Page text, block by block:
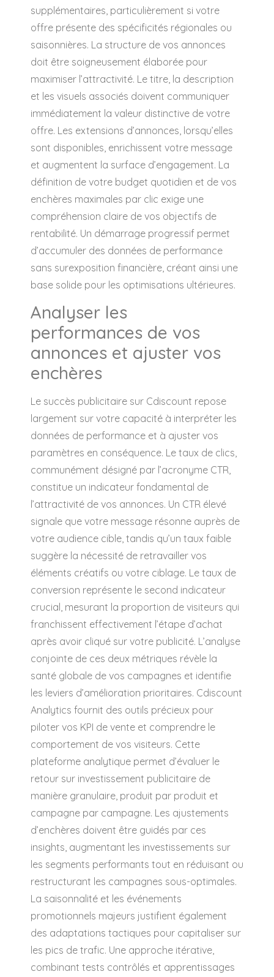
supplémentaires, particulièrement si votre
offre présente des spécificités régionales ou
saisonnières. La structure de vos annonces
doit être soigneusement élaborée pour
maximiser l’attractivité. Le titre, la description
et les visuels associés doivent communiquer
immédiatement la valeur distinctive de votre
offre. Les extensions d’annonces, lorsqu’elles
sont disponibles, enrichissent votre message
et augmentent la surface d’engagement. La
définition de votre budget quotidien et de vos
enchères maximales par clic exige une
compréhension claire de vos objectifs de
rentabilité. Un démarrage progressif permet
d’accumuler des données de performance
sans surexposition financière, créant ainsi une
base solide pour les optimisations ultérieures.
Analyser les
performances de vos
annonces et ajuster vos
enchères
Le succès publicitaire sur Cdiscount repose
largement sur votre capacité à interpréter les
données de performance et à ajuster vos
paramètres en conséquence. Le taux de clics,
communément désigné par l’acronyme CTR,
constitue un indicateur fondamental de
l’attractivité de vos annonces. Un CTR élevé
signale que votre message résonne auprès de
votre audience cible, tandis qu’un taux faible
suggère la nécessité de retravailler vos
éléments créatifs ou votre ciblage. Le taux de
conversion représente le second indicateur
crucial, mesurant la proportion de visiteurs qui
franchissent effectivement l’étape d’achat
après avoir cliqué sur votre publicité. L’analyse
conjointe de ces deux métriques révèle la
santé globale de vos campagnes et identifie
les leviers d’amélioration prioritaires. Cdiscount
Analytics fournit des outils précieux pour
piloter vos KPI de vente et comprendre le
comportement de vos visiteurs. Cette
plateforme analytique permet d’évaluer le
retour sur investissement publicitaire de
manière granulaire, produit par produit et
campagne par campagne. Les ajustements
d’enchères doivent être guidés par ces
insights, augmentant les investissements sur
les segments performants tout en réduisant ou
restructurant les campagnes sous-optimales.
La saisonnalité et les événements
promotionnels majeurs justifient également
des adaptations tactiques pour capitaliser sur
les pics de trafic. Une approche itérative,
combinant tests contrôlés et apprentissages